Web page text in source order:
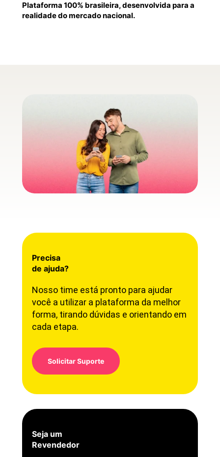
Plataforma 100% brasileira, desenvolvida para a
realidade do mercado nacional.
Precisa
de ajuda?
Nosso time está pronto para ajudar
você a utilizar a plataforma da melhor
forma, tirando dúvidas e orientando em
cada etapa.
Solicitar Suporte
Seja um
Revendedor